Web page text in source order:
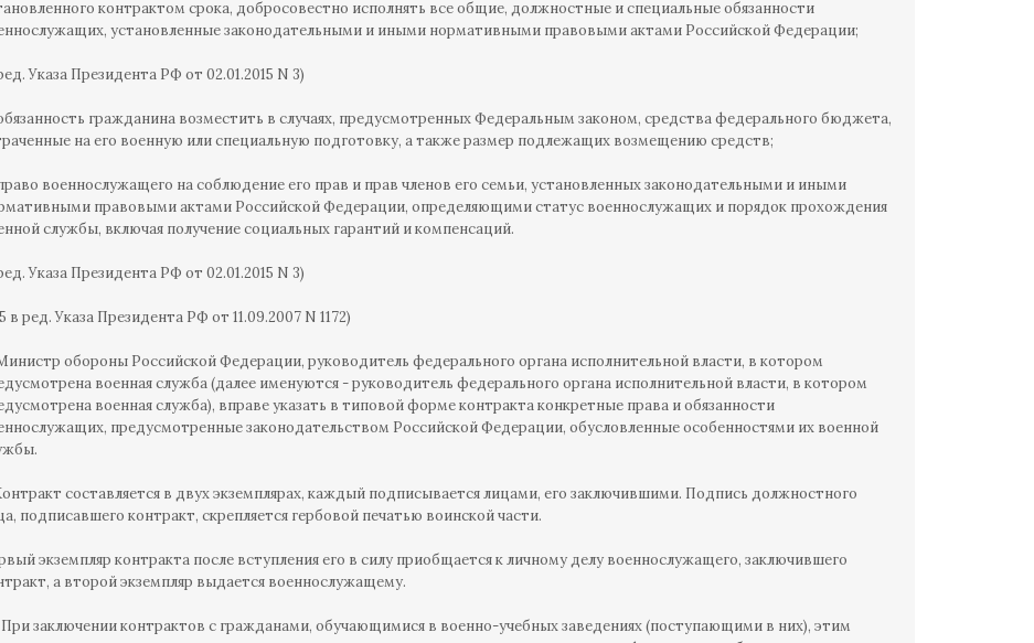
контрактом срока, добросовестно исполнять все общие, должностные и специальные обязанности
установленные законодательными и иными нормативными правовыми актами Российской Федерации;
Указа Президента РФ от 02.01.2015 N 3)
гражданина возместить в случаях, предусмотренных Федеральным законом, средства федерального бюджета,
на его военную или специальную подготовку, а также размер подлежащих возмещению средств;
военнослужащего на соблюдение его прав и прав членов его семьи, установленных законодательными и иными
правовыми актами Российской Федерации, определяющими статус военнослужащих и порядок прохождения
службы, включая получение социальных гарантий и компенсаций.
Указа Президента РФ от 02.01.2015 N 3)
в ред. Указа Президента РФ от 11.09.2007 N 1172)
обороны Российской Федерации, руководитель федерального органа исполнительной власти, в котором
военная служба (далее именуются - руководитель федерального органа исполнительной власти, в котором
военная служба), вправе указать в типовой форме контракта конкретные права и обязанности
предусмотренные законодательством Российской Федерации, обусловленные особенностями их военной
составляется в двух экземплярах, каждый подписывается лицами, его заключившими. Подпись должностного
подписавшего контракт, скрепляется гербовой печатью воинской части.
экземпляр контракта после вступления его в силу приобщается к личному делу военнослужащего, заключившего
а второй экземпляр выдается военнослужащему.
При заключении контрактов с гражданами, обучающимися в военно-учебных заведениях (поступающими в них), этим